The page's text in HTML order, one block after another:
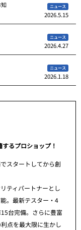
ニュース
2026.5.15
ニュース
2026.4.27
ニュース
2026.1.18
るプロショップ！
スタートしてから創
ティパートナーとし
。最新テスター・4
台完備。さらに豊富
点を最大限に生かし